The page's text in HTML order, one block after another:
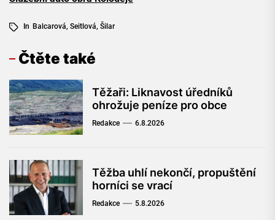
In Balcarová, Seitlová, Šilar
Čtěte také
Těžaři: Liknavost úředníků
ohrožuje peníze pro obce
Redakce 6.8.2026
Těžba uhlí nekončí, propuštění
horníci se vrací
Redakce 5.8.2026